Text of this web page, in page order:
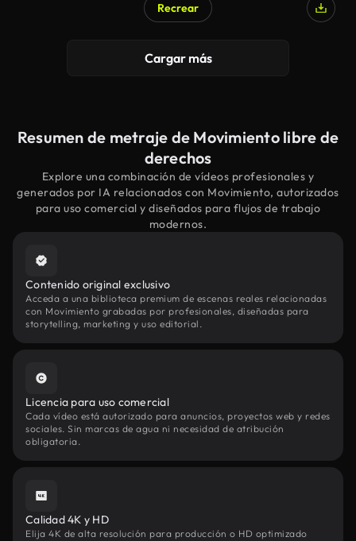
Recrear
Cargar más
Resumen de metraje de Movimiento libre de
derechos
Explore una combinación de vídeos profesionales y
generados por IA relacionados con Movimiento, autorizados
para uso comercial y diseñados para flujos de trabajo
modernos.
Contenido original exclusivo
Acceda a una biblioteca premium de escenas reales relacionadas
con Movimiento grabadas por profesionales, diseñadas para
storytelling, marketing y uso editorial.
Licencia para uso comercial
Cada vídeo está autorizado para anuncios, proyectos web y redes
sociales. Sin marcas de agua ni necesidad de atribución
obligatoria.
Calidad 4K y HD
Elija 4K de alta resolución para producción o HD optimizado